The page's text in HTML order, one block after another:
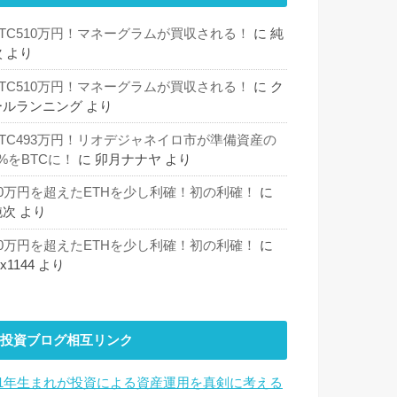
万円！マネーグラムが買収される！ に 純
より
万円！マネーグラムが買収される！ に ク
ルランニング より
万円！リオデジャネイロ市が準備資産の
をBTCに！
に 卯月ナナヤ より
万円を超えたETHを少し利確！初の利確！
に
より
万円を超えたETHを少し利確！初の利確！
に
より
投資ブログ相互リンク
年生まれが投資による資産運用を真剣に考える